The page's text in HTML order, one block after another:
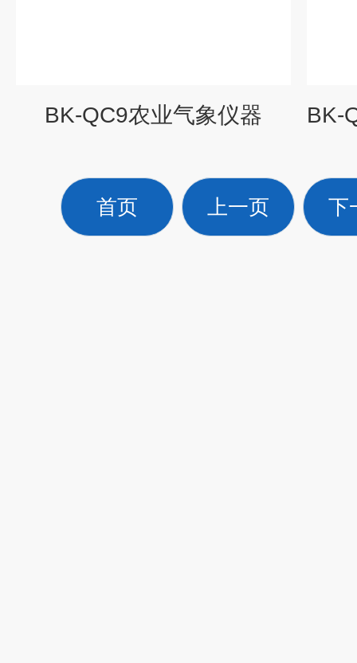
BK-QC9农业气象仪器
首页 上一页 下